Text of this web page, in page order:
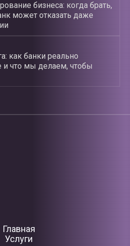
бизнеса: когда брать,
может отказать даже
как банки реально
что мы делаем, чтобы
Главная
Услуги